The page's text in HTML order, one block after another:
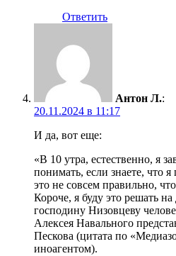
Ответить
Антон Л.:
20.11.2024 в 11:17
И да, вот еще:
«В 10 утра, естественно, я
понимать, если знаете, что
это не совсем правильно,
Короче, я буду это решать
господину Низовцеву
Алексея Навального
Пескова (цитата по
иноагентом).